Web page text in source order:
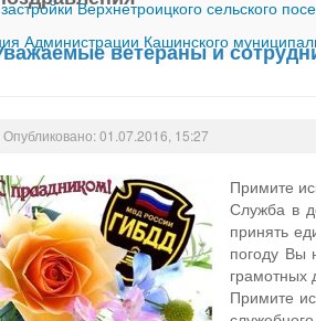
Верхнетроицкого сельского
Администрации Кашинского
ветераны и
Опубликовано: 01.07.2016, 15:27
Примите
Служба в
принять
погоду Вы
грамотных
Примите